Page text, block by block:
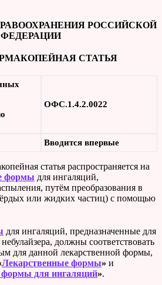
РОССИЙСКОЙ
ФЕДЕРАЦИИ
СТАТЬЯ
ОФС.1.4.2.0022
Вводится впервые
статья распространяется на
формы для ингаляций,
путём преобразования в
или жидких частиц) с помощью
для ингаляций, предназначенные для
должны соответствовать
для данной лекарственной формы,
Лекарственные формы» и
для ингаляций».